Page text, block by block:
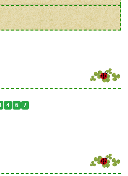
4 6 7